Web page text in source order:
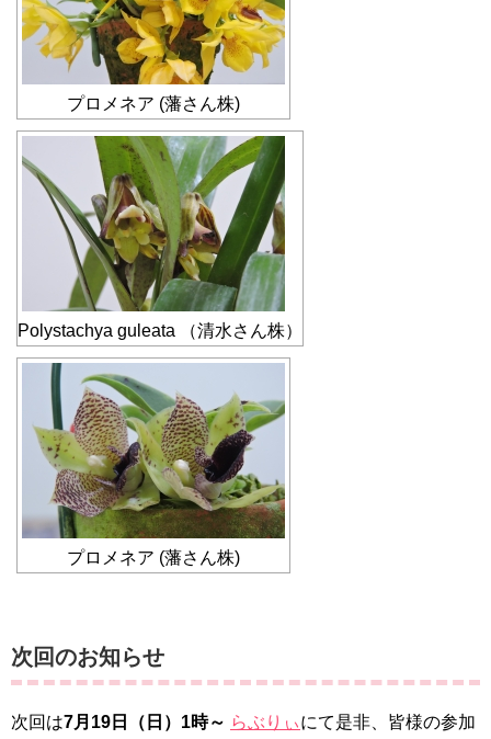
プロメネア (藩さん株)
Polystachya guleata （清水さん株）
プロメネア (藩さん株)
次回のお知らせ
次回は7月19日（日）1時～ らぶりぃにて是非、皆様の参加